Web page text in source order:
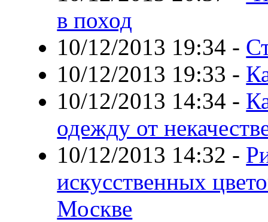
в поход
10/12/2013 19:34 -
10/12/2013 19:33 -
10/12/2013 14:34 -
одежду от
10/12/2013 14:32 -
искусственных
Москве